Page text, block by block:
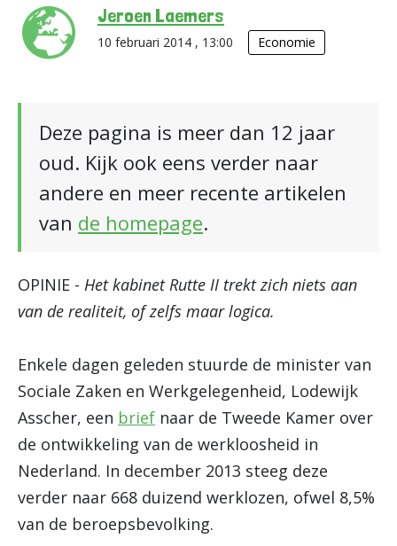
Jeroen Laemers
10 februari 2014 , 13:00 Economie
Deze pagina is meer dan 12 jaar
oud. Kijk ook eens verder naar
andere en meer recente artikelen
van de homepage.
OPINIE - Het kabinet Rutte II trekt zich niets aan
van de realiteit, of zelfs maar logica.
Enkele dagen geleden stuurde de minister van
Sociale Zaken en Werkgelegenheid, Lodewijk
Asscher, een brief naar de Tweede Kamer over
de ontwikkeling van de werkloosheid in
Nederland. In december 2013 steeg deze
verder naar 668 duizend werklozen, ofwel 8,5%
van de beroepsbevolking.